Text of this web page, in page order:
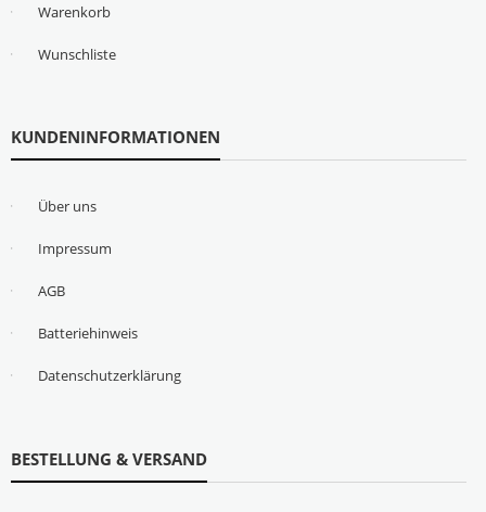
Warenkorb
Wunschliste
KUNDENINFORMATIONEN
Über uns
Impressum
AGB
Batteriehinweis
Datenschutzerklärung
BESTELLUNG & VERSAND